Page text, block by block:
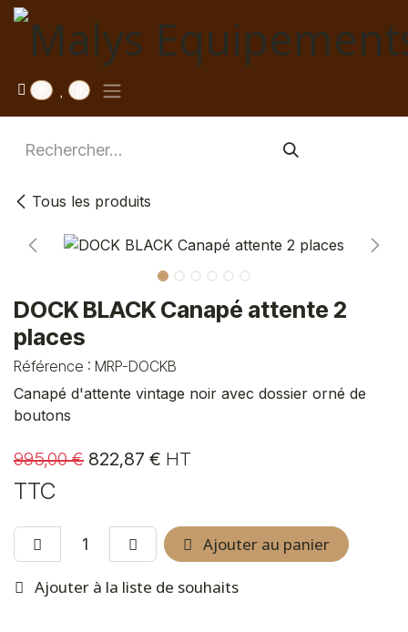
Se rendre au contenu
Tous les produits
DOCK BLACK Canapé attente 2
places
Référence : MRP-DOCKB
Canapé d'attente vintage noir avec dossier orné de
boutons
995,00€ 822,87 € HT
TTC
Ajouter au panier
Ajouter à la liste de souhaits